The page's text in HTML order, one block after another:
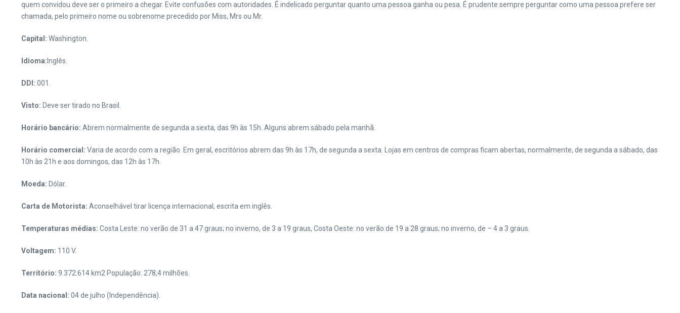
quem convidou deve ser o primeiro a chegar. Evite confusões com autoridades. É indelicado perguntar quanto uma pessoa ganha ou pesa. É prudente sempre perguntar como uma pessoa prefere ser
chamada, pelo primeiro nome ou sobrenome precedido por Miss, Mrs ou Mr.
Capital: Washington.
Idioma: Inglês.
DDI: 001.
Visto: Deve ser tirado no Brasil.
Horário bancário: Abrem normalmente de segunda a sexta, das 9h às 15h. Alguns abrem sábado pela manhã.
Horário comercial: Varia de acordo com a região. Em geral, escritórios abrem das 9h às 17h, de segunda a sexta. Lojas em centros de compras ficam abertas, normalmente, de segunda a sábado, das
10h às 21h e aos domingos, das 12h às 17h.
Moeda: Dólar.
Carta de Motorista: Aconselhável tirar licença internacional, escrita em inglês.
Temperaturas médias: Costa Leste: no verão de 31 a 47 graus; no inverno, de 3 a 19 graus, Costa Oeste: no verão de 19 a 28 graus; no inverno, de – 4 a 3 graus.
Voltagem: 110 V.
Território: 9.372.614 km2 População: 278,4 milhões.
Data nacional: 04 de julho (Independência).